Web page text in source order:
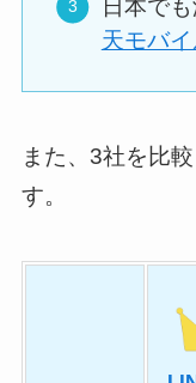
日本で
天モバ
また、3社を比
す。